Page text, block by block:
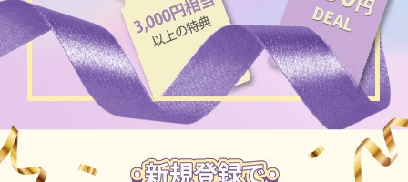
グレー
ブラック
ヘーゼル
グリーン
ピンク
乱視用